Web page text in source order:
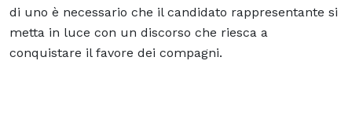
di uno è necessario che il candidato rappresentante si
metta in luce con un discorso che riesca a
conquistare il favore dei compagni.